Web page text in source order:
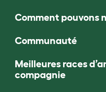
Comment pouvons
Communauté
Meilleures races
compagnie